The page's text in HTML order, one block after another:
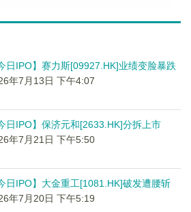
日IPO】赛力斯[09927.HK]业绩变脸暴跌
年7月13日 下午4:07
日IPO】保济元和[2633.HK]分拆上市
年7月21日 下午5:50
日IPO】大金重工[1081.HK]破发遭腰斩
年7月20日 下午5:19